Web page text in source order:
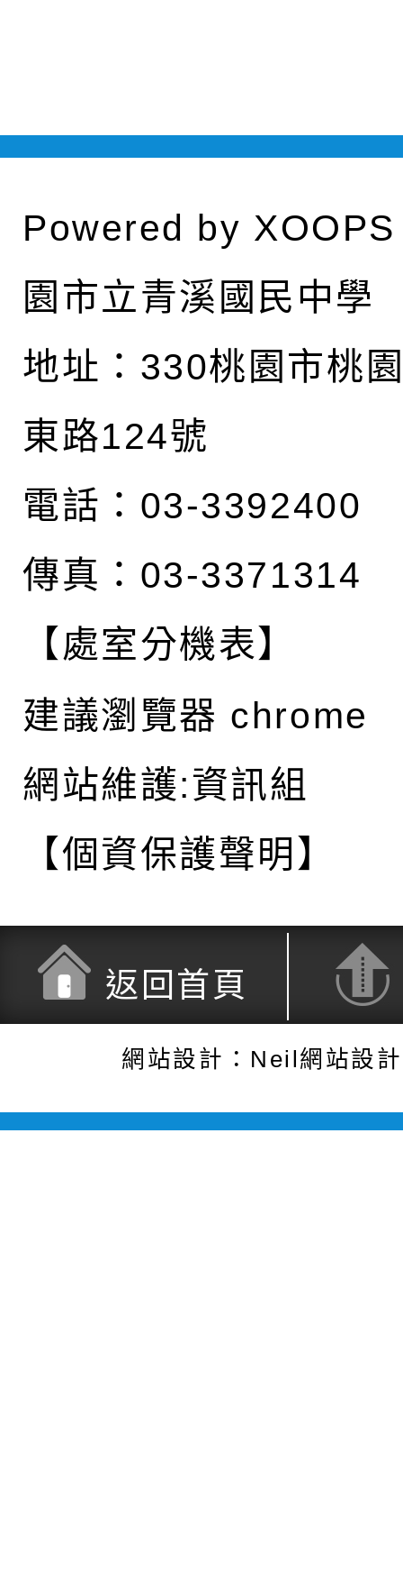
Powered by XOOPS
園市立青溪國民中學
地址： 330桃園市桃
東路124號
電話：03-3392400
傳真：03-3371314
【處室分機表】
建議瀏覽器 chrome
網站維護:資訊組
【個資保護聲明】
返回首頁
網站設計：Neil網站設